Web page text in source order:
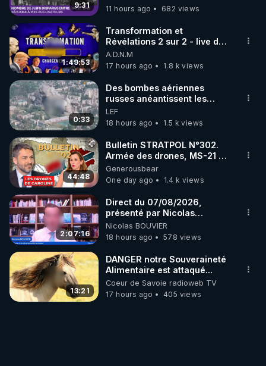
code : REGENERE10
▶ 30 jours gratuit sur l’application de méditation et
de bien-être ENVOL :
Rendez-vous sur https://www.envol.app/code
le code : REGENERE
9:31
11 hours ago
682 views
1:49:53
Transformation et
Révélations 2 sur 2 - live du
07/08/26
A.D.N.M
17 hours ago
1.8 k views
0:33
Des bombes aériennes
russes anéantissent les
centres de contrôle de
drones de 3 brigades
ukrainienne
LEF
18 hours ago
1.5 k views
44:48
Bulletin STRATPOL N°302.
Armée des drones, MS-21 en
série, missiles coréens.
07.08.2026.
Generousbear
One day ago
1.4 k views
2:07:16
Direct du 07/08/2026,
présenté par Nicolas
BOUVIER
Nicolas BOUVIER
18 hours ago
578 views
13:21
DANGER notre Souveraineté
Alimentaire est attaqué...
Coeur de Savoie radioweb TV
17 hours ago
405 views